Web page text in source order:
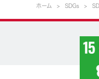
ホーム SDGs